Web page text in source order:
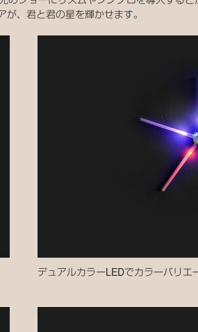
、君と君の星を輝かせます。
デュアルカラーLEDでカラーバリエ